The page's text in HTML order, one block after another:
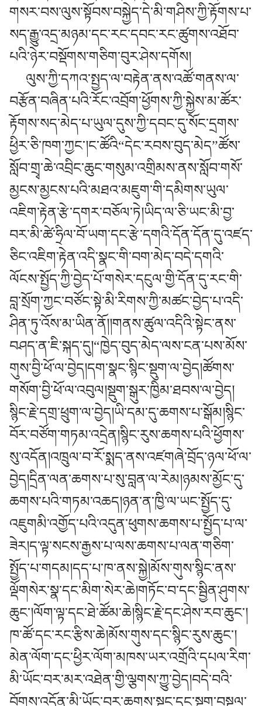
གསར་བས་ལུས་སྟོབས་བསྐྱེད་དེ་མི་གཤིས་ཀྱི་རྟོགས་པ་
སད་རྒྱུ་འདྲ་མཉམ་དང་རང་དབང་རང་ཚུགས་འཐོབ་
པའི་ཉེར་བསྡོགས་གཅིག་བུར་ཤེས་དགོས།
ལུས་ཀྱི་དཀའ་སྤྱད་ལ་བརྟེན་ནས་འཚོ་གནས་ལ་
བརྩོན་བཞིན་པའི་རོང་འབྲོག་ཕྱོགས་ཀྱི་སྐྱེས་མ་ཚོར་
རྟོགས་སད་མེད་པ་ཡུལ་དུས་ཀྱི་དབང་དུ་སོང་དྲགས་
ཕྱིར་ཅི་ཁག་ཀྱང་།ང་ཚོའི“དེང་རབས་བུད་མེད”ཚོས་
སློབ་གྲྭ་ཆེ་འབྲིང་ཆུང་གསུམ་འགྲིམས་ནས་སློབ་གསོ་
མྱངས་མྱངས་པའི་མཐའ་མཇུག་གི་དམིགས་ཡུལ་
འཇིག་རྟེན་རྩེ་དགར་བཅོལ་ཏེ།ཡིད་ལ་ཅི་ཡང་མི་བྱ་
བར་མི་ཚེ་ཧྲིལ་བོ་ཡག་དང་རྩེ་དགའི་དོན་དོན་དུ་འཛད་
ཅིང་འཇིག་རྟེན་འདི་སྣང་གི་བག་མེད་བདེ་དགའི་
ལོངས་སྤྱོད་ཀྱི་བྱེད་པོ་གསེར་དངུལ་གྱི་དོན་དུ་རང་གི་
བླ་སྲོག་ཀྱང་བཙོང་སྟེ་མི་རིགས་ཀྱི་མཚང་བྱེད་པ་འདི་
ཤིན་ཏུ་འོས་མ་ཡིན་ནོ།།གནས་ཚུལ་འདིའི་སྟེང་ནས་
བཤད་ན་ཇི་སྐད་དུ།“ཁྱེད་བུད་མེད་ལས་ངན་པས་མོས་
གུས་བྱི་ཕོ་ལ་བྱེད།དག་སྣང་སྙིང་སྡུག་ལ་བྱེད།ཚོགས་
གསོག་བྱི་ཕོ་ལ་འབུལ།སྡུག་སྒུར་ཁྱིམ་ཐབས་ལ་བྱེད།
སྙིང་རྗེ་དགྲ་ཕྲུག་ལ་བྱེད།ཡི་དམ་དུ་ཆགས་པ་སྒོམ།སྙིང་
བོར་བཙོག་གཏམ་འདྲེན།སྙིང་རུས་ཆགས་པའི་ཕྱོགས་
སུ་འདོན།འཁྲུལ་བ་རོ་སྨད་ནས་འཛགཞེ་བྲོད་ཉལ་ཕོ་ལ་
བྱེད།དྲིན་ལན་ཆགས་པ་སུ་བླན་ལ་རེམ།ཉམས་མྱོང་དུ་
ཆགས་པའི་གཏམ་འཆད།ཉན་ན་ཁྱི་ལ་ཡང་སྤྱོད་དུ་
འཇུགམི་འགྱོད་པའི་འདུན་ཕུགས་ཆགས་པ་སྤྱོད་པ་ལ་
ཟེར།ད་ལྟ་སངས་རྒྱས་པ་ལས་ཆགས་པ་ལན་གཅིག་
སྤྱོད་པ་གདམ།དད་པ་ཁ་ནས་སྐྱེ།མོས་གུས་སྙིང་ནས་
ལྡོགསེར་སྣ་དང་མིག་སེར་ཆེ།གཏོང་བ་དང་སྦྱིན་ཤུགས་
ཆུང་།ལོག་ལྟ་དང་ཐེ་ཚོམ་ཆེ།སྙིང་རྗེ་དང་ཤེས་རབ་ཆུང་།
ཁ་ཚོ་དང་རང་རྩིས་ཆེ།མོས་གུས་དང་སྙིང་རུས་ཆུང་།
མེན་ལོག་དང་ཕྱིར་ལོག་མཁས་ཡར་འགྲོའི་དཔལ་རིག་
མི་ཡོང་བར་མར་འཐེན་གྱི་ལྕགས་ཀྱུ་བྱེད།བདེ་བའི་
བོགས་འདོན་མི་ཡོང་བར་ཆགས་སྡང་དང་སྡུག་བསྔལ་